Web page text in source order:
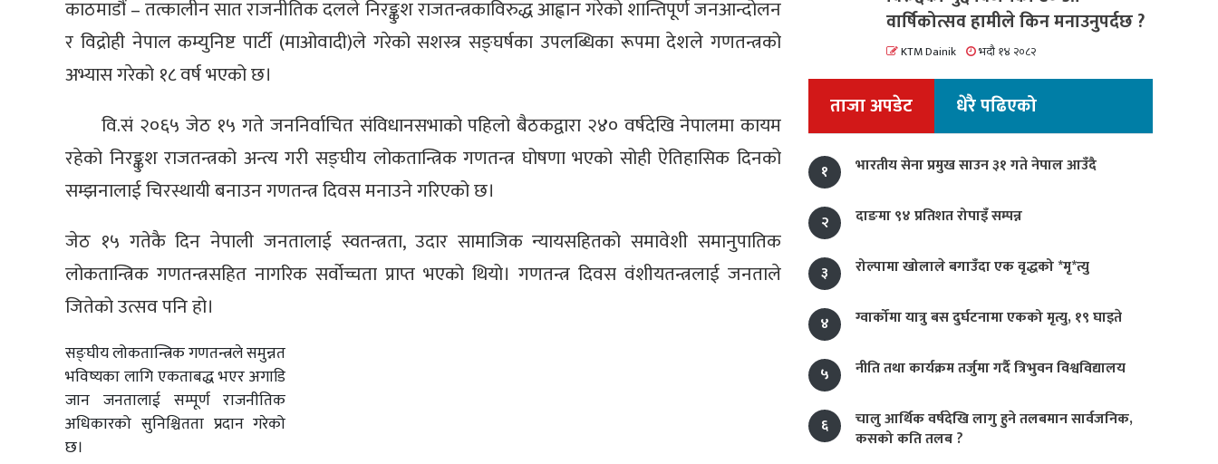
काठमाडौं – तत्कालीन सात राजनीतिक दलले निरङ्कुश राजतन्त्रकाविरुद्ध आह्वान गरेको शान्तिपूर्ण जनआन्दोलन
र विद्रोही नेपाल कम्युनिष्ट पार्टी (माओवादी)ले गरेको सशस्त्र सङ्घर्षका उपलब्धिका रूपमा देशले गणतन्त्रको
अभ्यास गरेको १८ वर्ष भएको छ।
वि.सं २०६५ जेठ १५ गते जननिर्वाचित संविधानसभाको पहिलो बैठकद्वारा २४० वर्षदेखि नेपालमा कायम
रहेको निरङ्कुश राजतन्त्रको अन्त्य गरी सङ्घीय लोकतान्त्रिक गणतन्त्र घोषणा भएको सोही ऐतिहासिक दिनको
सम्झनालाई चिरस्थायी बनाउन गणतन्त्र दिवस मनाउने गरिएको छ।
जेठ १५ गतेकै दिन नेपाली जनतालाई स्वतन्त्रता, उदार सामाजिक न्यायसहितको समावेशी समानुपातिक
लोकतान्त्रिक गणतन्त्रसहित नागरिक सर्वोच्चता प्राप्त भएको थियो। गणतन्त्र दिवस वंशीयतन्त्रलाई जनताले
जितेको उत्सव पनि हो।
सङ्घीय लोकतान्त्रिक गणतन्त्रले समुन्नत
भविष्यका लागि एकताबद्ध भएर अगाडि
जान जनतालाई सम्पूर्ण राजनीतिक
अधिकारको सुनिश्चितता प्रदान गरेको
छ।
वार्षिकोत्सव हामीले किन मनाउनुपर्दछ ?
KTM Dainik भदौ १४ २०८२
ताजा अपडेट धेरै पढिएको
१ भारतीय सेना प्रमुख साउन ३१ गते नेपाल आउँदै
२ दाङमा ९४ प्रतिशत रोपाइँ सम्पन्न
३ रोल्पामा खोलाले बगाउँदा एक वृद्धको *मृ*त्यु
४ ग्वार्कोमा यात्रु बस दुर्घटनामा एकको मृत्यु, १९ घाइते
५ नीति तथा कार्यक्रम तर्जुमा गर्दै त्रिभुवन विश्वविद्यालय
६
चालु आर्थिक वर्षदेखि लागु हुने तलबमान सार्वजनिक,
कसको कति तलब ?